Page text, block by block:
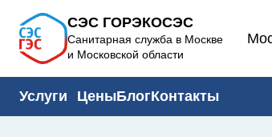
СЭС ГОРЭКОСЭС
Санитарная служба в Москве
и Московской области
Услуги ЦеныБлогКонтакты